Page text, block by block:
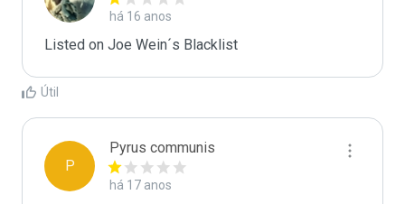
há 16 anos
Listed on Joe Wein´s Blacklist
Útil
P
Pyrus communis
há 17 anos